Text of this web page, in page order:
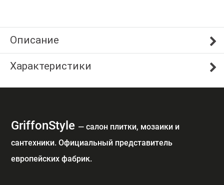
Описание
Характеристики
GriffonStyle — cалон плитки, мозаики и
сантехники. Официальный представитель
европейских фабрик.